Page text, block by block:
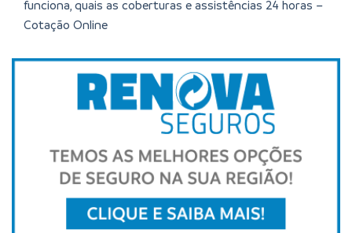
funciona, quais as coberturas e assistências 24 horas –
Cotação Online